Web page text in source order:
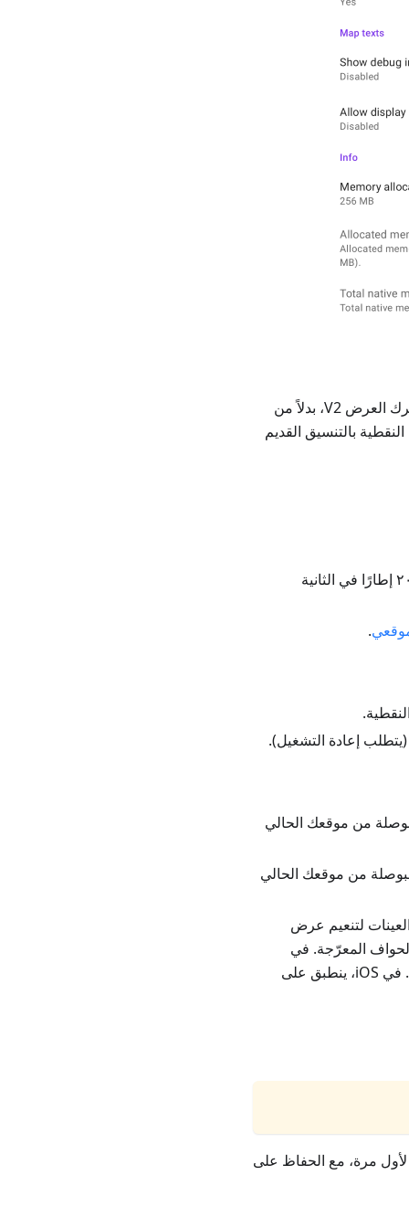
). عند استخدام محرك العرض V2، بدلاً من
بالتنسيق القديم
بمقدار ٢٠ إطارًا في الثانية
.
إعادة التشغيل).
من موقعك الحالي
من موقعك الحالي
لتنعيم عرض
المعرّجة. في
. في iOS، ينطبق على
لأول مرة، مع الحفاظ على